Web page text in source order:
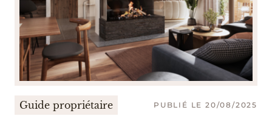
Guide propriétaire PUBLIÉ LE 20/08/2025